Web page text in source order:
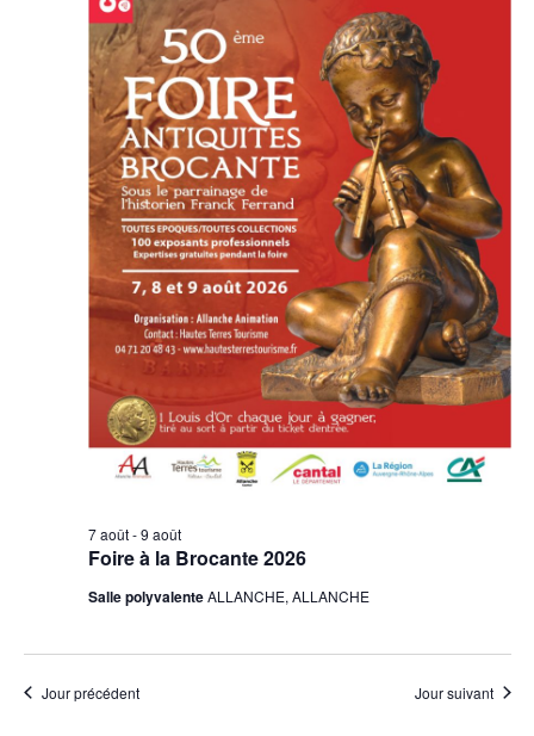
Foire à la Brocante 2026
7 août-9 août
Salle polyvalenteALLANCHE, ALLANCHE
Jour précédent Jour suivant